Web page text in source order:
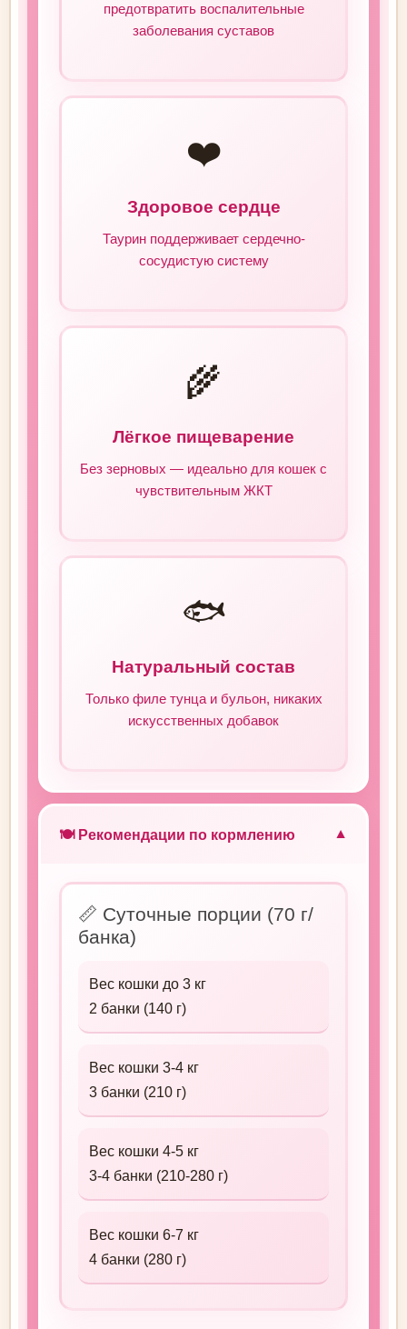
предотвратить воспалительные
заболевания суставов
❤️
Здоровое сердце
Таурин поддерживает сердечно-
сосудистую систему
🌾
Лёгкое пищеварение
Без зерновых — идеально для кошек с
чувствительным ЖКТ
🐟
Натуральный состав
Только филе тунца и бульон, никаких
искусственных добавок
🍽️ Рекомендации по кормлению ▼
📏 Суточные порции (70 г/
банка)
Вес кошки до 3 кг
2 банки (140 г)
Вес кошки 3-4 кг
3 банки (210 г)
Вес кошки 4-5 кг
3-4 банки (210-280 г)
Вес кошки 6-7 кг
4 банки (280 г)